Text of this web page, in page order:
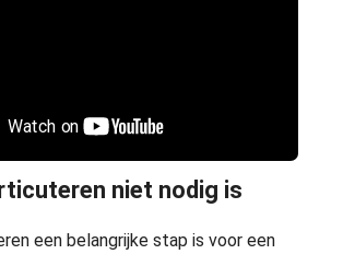
niet nodig is
een belangrijke stap is voor een